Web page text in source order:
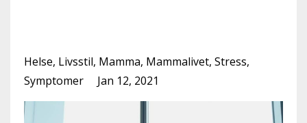
Helse Livsstil Mamma Mammalivet Stress
Symptomer
Jan 12, 2021